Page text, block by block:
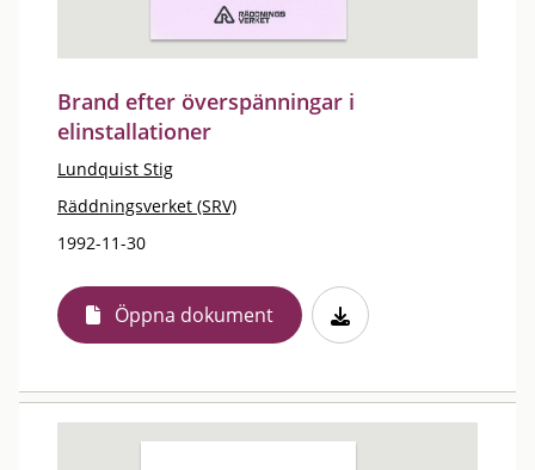
Brand efter överspänningar i
elinstallationer
Lundquist Stig
Räddningsverket (SRV)
1992-11-30
Öppna dokument